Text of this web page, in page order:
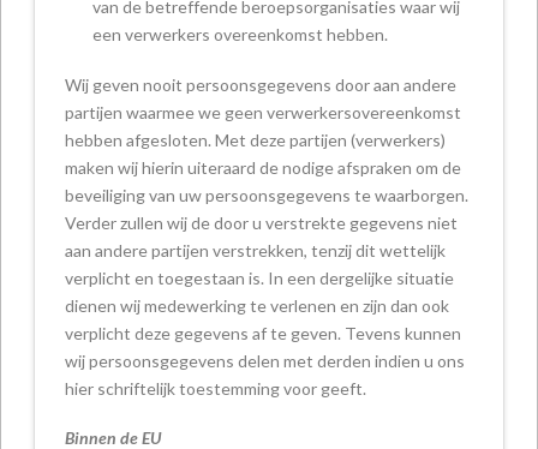
van de betreffende beroepsorganisaties waar wij
een verwerkers overeenkomst hebben.
Wij geven nooit persoonsgegevens door aan andere
partijen waarmee we geen verwerkersovereenkomst
hebben afgesloten. Met deze partijen (verwerkers)
maken wij hierin uiteraard de nodige afspraken om de
beveiliging van uw persoonsgegevens te waarborgen.
Verder zullen wij de door u verstrekte gegevens niet
aan andere partijen verstrekken, tenzij dit wettelijk
verplicht en toegestaan is. In een dergelijke situatie
dienen wij medewerking te verlenen en zijn dan ook
verplicht deze gegevens af te geven. Tevens kunnen
wij persoonsgegevens delen met derden indien u ons
hier schriftelijk toestemming voor geeft.
Binnen de EU